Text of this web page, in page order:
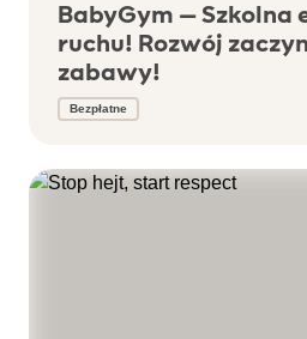
BabyGym – Szkolna
ruchu! Rozwój
zabawy!
Bezpłatne